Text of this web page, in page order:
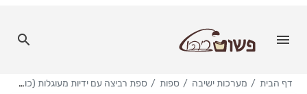
דף הבית מערכות ישיבה ספות ספת רביצה עם ידיות מעוגלות (כולל לטקס)